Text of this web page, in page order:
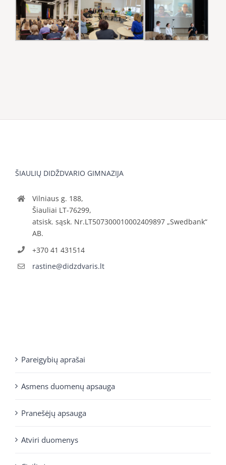
ŠIAULIŲ DIDŽDVARIO GIMNAZIJA
Vilniaus g. 188,
Šiauliai LT-76299,
atsisk. sąsk. Nr.LT507300010002409897 „Swedbank“
AB.
+370 41 431514
rastine@didzdvaris.lt
Pareigybių aprašai
Asmens duomenų apsauga
Pranešėjų apsauga
Atviri duomenys